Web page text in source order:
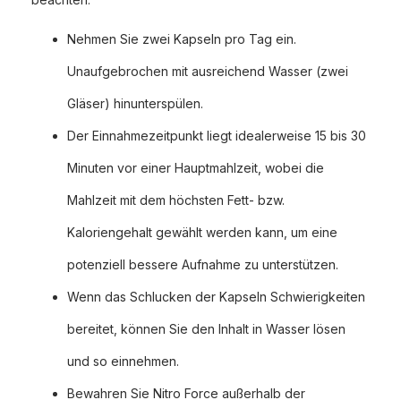
Nehmen Sie zwei Kapseln pro Tag ein.
Unaufgebrochen mit ausreichend Wasser (zwei
Gläser) hinunterspülen.
Der Einnahmezeitpunkt liegt idealerweise 15 bis 30
Minuten vor einer Hauptmahlzeit, wobei die
Mahlzeit mit dem höchsten Fett- bzw.
Kaloriengehalt gewählt werden kann, um eine
potenziell bessere Aufnahme zu unterstützen.
Wenn das Schlucken der Kapseln Schwierigkeiten
bereitet, können Sie den Inhalt in Wasser lösen
und so einnehmen.
Bewahren Sie Nitro Force außerhalb der